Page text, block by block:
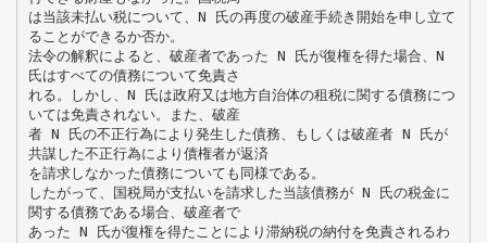
は当該未払い税について、N 氏の再度の破産手続き開始を申し立て
ることができるか否か。
法令の解釈によると、破産者であった N 氏が復権を得た場合、N
氏はすべての債務について免責さ
れる。しかし、N 氏は政府又は地方自治体の租税に関する債務につ
いては免責されない。また、破産
者 N 氏の不正行為により発生した債務、もしくは破産者 N 氏が
共謀した不正行為により債権者が返済
を請求しなかった債務についても同様である。
したがって、国税局が支払いを請求した当該債務が N 氏の税金に
関する債務である場合、破産者で
あった N 氏が復権を得たことにより滞納税の納付を免責されるわ